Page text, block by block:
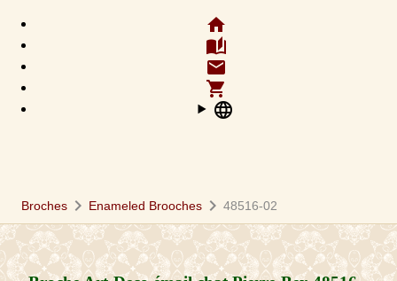
home
auto_stories
email
shopping_cart
language
Broches chevron_right Enameled Brooches chevron_right 48516-02